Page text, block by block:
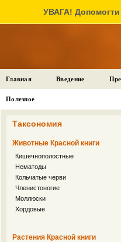
УВАГА! Допомогти
Главная Введение
Полезное
Таксономия
Животные Красной книги
Кишечнополостные
Нематоды
Кольчатые черви
Членистоногие
Моллюски
Хордовые
Растения Красной книги